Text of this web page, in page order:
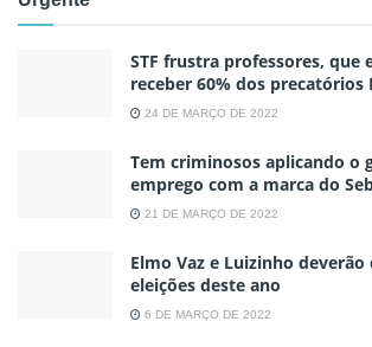
STF frustra professores, que
receber 60% dos precatórios
24 DE MARÇO DE 2022
Tem criminosos aplicando o
emprego com a marca do
21 DE MARÇO DE 2022
Elmo Vaz e Luizinho
eleições deste ano
6 DE MARÇO DE 2022